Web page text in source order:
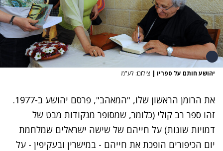
יהושע חותם על ספריו | צילום: לע"מ
את הרומן הראשון שלו, "המאהב", פרסם יהושע ב-1977.
זהו ספר רב קולי (כלומר, שמסופר מנקודות מבט של
דמויות שונות) על חייהם של שישה ישראלים שמלחמת
יום הכיפורים הופכת את חייהם - במישרין ובעקיפין - על